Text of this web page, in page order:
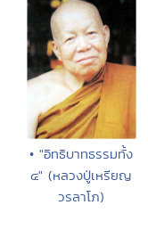
• "อิทธิบาทธรรมทั้ง
๔" (หลวงปู่เหรียญ
วรลาโภ)